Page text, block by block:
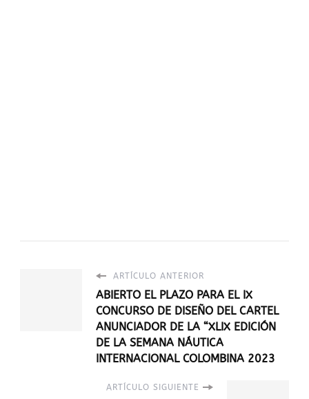
ARTÍCULO ANTERIOR
ABIERTO EL PLAZO PARA EL IX
CONCURSO DE DISEÑO DEL CARTEL
ANUNCIADOR DE LA “XLIX EDICIÓN
DE LA SEMANA NÁUTICA
INTERNACIONAL COLOMBINA 2023
ARTÍCULO SIGUIENTE